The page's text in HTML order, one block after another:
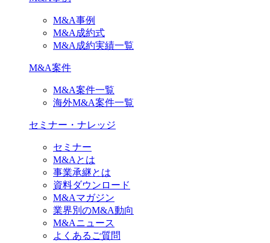
M&A事例
M&A成約式
M&A成約実績一覧
M&A案件
M&A案件一覧
海外M&A案件一覧
セミナー・ナレッジ
セミナー
M&Aとは
事業承継とは
資料ダウンロード
M&Aマガジン
業界別のM&A動向
M&Aニュース
よくあるご質問